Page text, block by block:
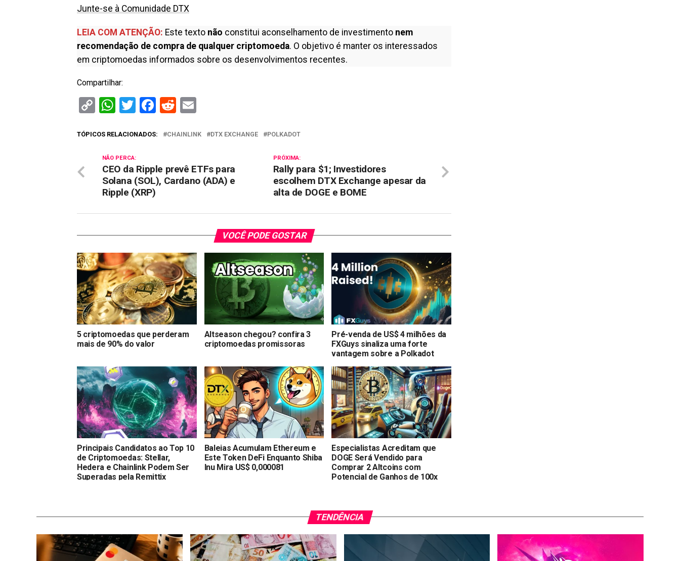
Junte-se à Comunidade DTX
LEIA COM ATENÇÃO: Este texto não constitui aconselhamento de investimento nem
recomendação de compra de qualquer criptomoeda. O objetivo é manter os interessados
em criptomoedas informados sobre os desenvolvimentos recentes.
Compartilhar:
CopyWhatsApp
Twitter
Facebook
Reddit
TÓPICOS RELACIONADOS: CHAINLINK DTX EXCHANGE POLKADOT
PRÓXIMA:
Rally para $1; Investidores
escolhem DTX Exchange apesar da
alta de DOGE e BOME
NÃO PERCA:
CEO da Ripple prevê ETFs para
Solana (SOL), Cardano (ADA) e
Ripple (XRP)
VOCÊ PODE GOSTAR
5 criptomoedas que perderam
mais de 90% do valor
Altseason chegou? confira 3
criptomoedas promissoras
Pré-venda de US$ 4 milhões da
FXGuys sinaliza uma forte
vantagem sobre a Polkadot
Principais Candidatos ao Top 10
de Criptomoedas: Stellar,
Hedera e Chainlink Podem Ser
Superadas pela Remittix
Baleias Acumulam Ethereum e
Este Token DeFi Enquanto Shiba
Inu Mira US$ 0,000081
Especialistas Acreditam que
DOGE Será Vendido para
Comprar 2 Altcoins com
Potencial de Ganhos de 100x
TENDÊNCIA